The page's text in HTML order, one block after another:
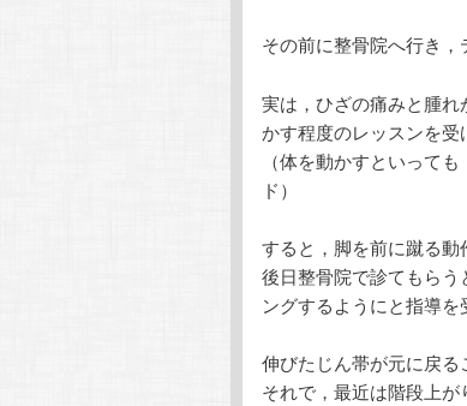
ン
ツ
へ
動
ツ
へ
移
その前に整骨院へ行き，
実は，ひざの痛みと腫
かす程度のレッスンを受
（体を動かすといって
ド）
すると，脚を前に蹴る動
後日整骨院で診てもら
ングするようにと指導を
伸びたじん帯が元に戻る
それで，最近は階段上が